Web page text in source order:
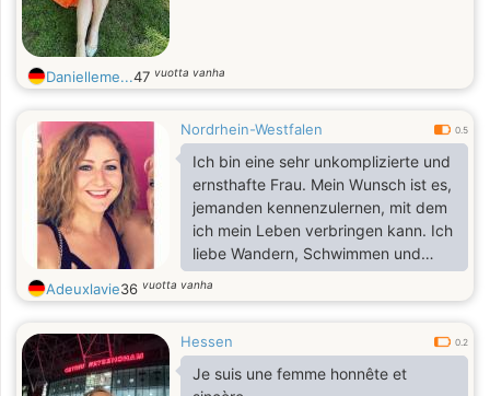
Danielleme...47 vuotta vanha
Nordrhein-Westfalen 0.5
Ich bin eine sehr unkomplizierte und
ernsthafte Frau. Mein Wunsch ist es,
jemanden kennenzulernen, mit dem
ich mein Leben verbringen kann. Ich
liebe Wandern, Schwimmen und
Kino. Ich bin für eine Woche hier im
Land.
Adeuxlavie36 vuotta vanha
Hessen 0.2
Je suis une femme honnête et